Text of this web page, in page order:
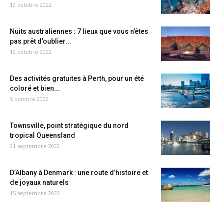
19 octobre 2022
Nuits australiennes : 7 lieux que vous n’êtes
pas prêt d’oublier...
12 octobre 2022
Des activités gratuites à Perth, pour un été
coloré et bien...
5 octobre 2022
Townsville, point stratégique du nord
tropical Queensland
21 septembre 2022
D’Albany à Denmark : une route d’histoire et
de joyaux naturels
15 septembre 2022